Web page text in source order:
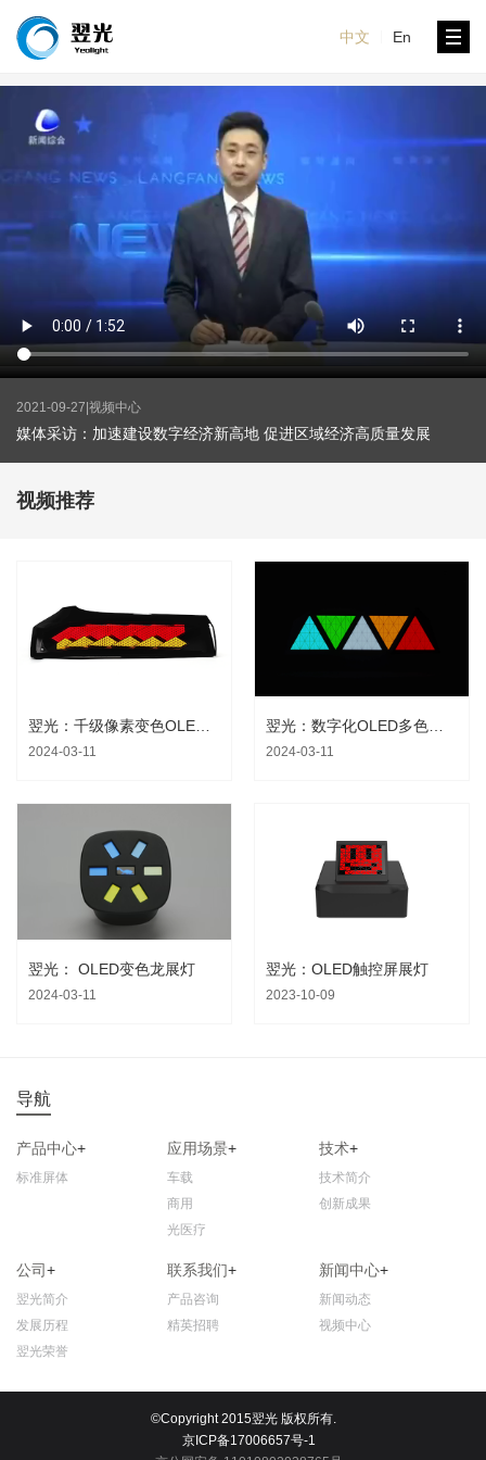
中文 En
2021-09-27 视频中心
媒体采访：加速建设数字经济新高地 促进区域经济高质量发展
视频推荐
翌光：千级像素变色OLED尾灯
2024-03-11
翌光：数字化OLED多色屏体
2024-03-11
翌光： OLED变色龙展灯
2024-03-11
翌光：OLED触控屏展灯
2023-10-09
导航
产品中心+
标准屏体
应用场景+
车载
商用
光医疗
技术+
技术简介
创新成果
公司+
翌光简介
发展历程
翌光荣誉
联系我们+
产品咨询
精英招聘
新闻中心+
新闻动态
视频中心
©Copyright 2015翌光 版权所有.
京ICP备17006657号-1